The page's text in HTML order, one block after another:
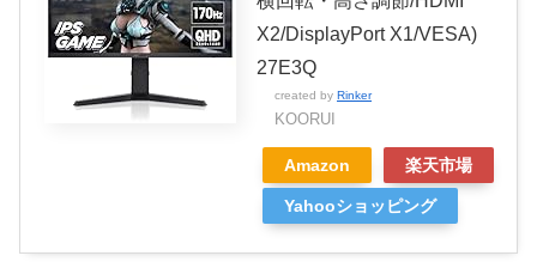
X2/DisplayPort X1/VESA)
27E3Q
created by Rinker
KOORUI
Amazon 楽天市場
Yahooショッピング